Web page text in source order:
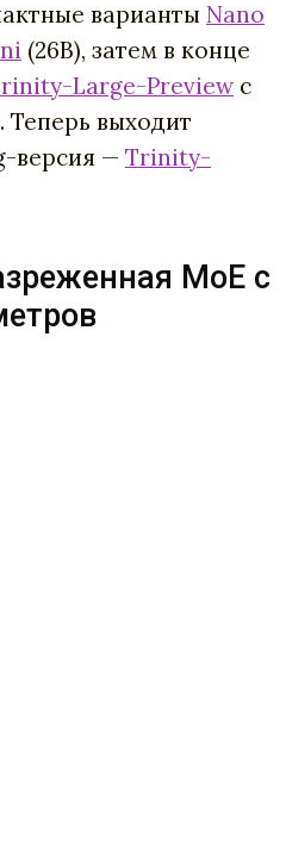
варианты Nano
(26B), затем в конце
Large-Previewс
выходит
версия — Trinity-
MoE с